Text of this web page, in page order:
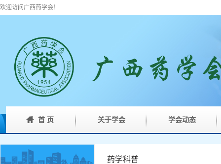
欢迎访问广西药学会！
首 页 关于学会 学会动态
药学科普